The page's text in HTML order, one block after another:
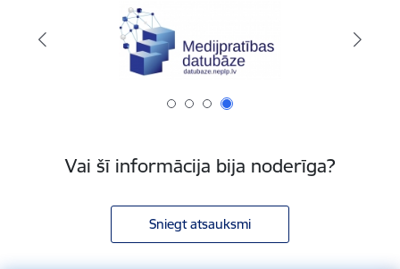
Vai šī informācija bija noderīga?
Sniegt atsauksmi